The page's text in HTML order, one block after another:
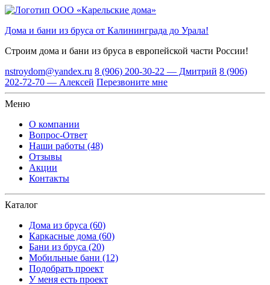
Дома и бани из бруса от Калининграда до Урала!
Строим дома и бани из бруса в европейской части России!
nstroydom@yandex.ru 8 (906) 200-30-22 — Дмитрий 8 (906)
202-72-70 — Алексей Перезвоните мне
Меню
О компании
Вопрос-Ответ
Наши работы (48)
Отзывы
Акции
Контакты
Каталог
Дома из бруса (60)
Каркасные дома (60)
Бани из бруса (20)
Мобильные бани (12)
Подобрать проект
У меня есть проект